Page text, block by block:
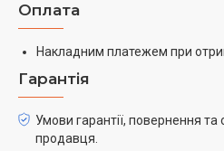
Оплата
Накладним платежем при
Гарантія
Умови гарантії, повернення
продавця.